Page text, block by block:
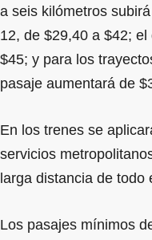
a seis kilómetros
12, de $29,40 a $42;
$45; y para los
pasaje aumentará de
En los trenes se
servicios
larga distancia de todo
Los pasajes mínimos